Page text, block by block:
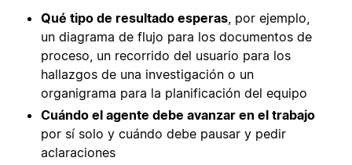
Qué tipo de resultado esperas , por ejemplo,
un diagrama de flujo para los documentos de
proceso, un recorrido del usuario para los
hallazgos de una investigación o un
organigrama para la planificación del equipo
Cuándo el agente debe avanzar en el trabajo
por sí solo y cuándo debe pausar y pedir
aclaraciones